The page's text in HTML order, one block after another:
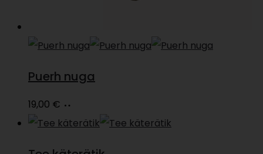
Puerh nuga
19,00 €
korvi